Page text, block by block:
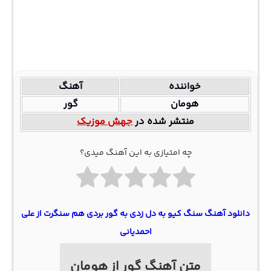
خواننده
آهنگ
هومان
گور
منتشر شده درجهش موزیک
چه امتیازی به این آهنگ میدی؟
دانلود آهنگ سنگ کیو به دل زدی به گور بردی هم سنگرت از علی
احمدیانی